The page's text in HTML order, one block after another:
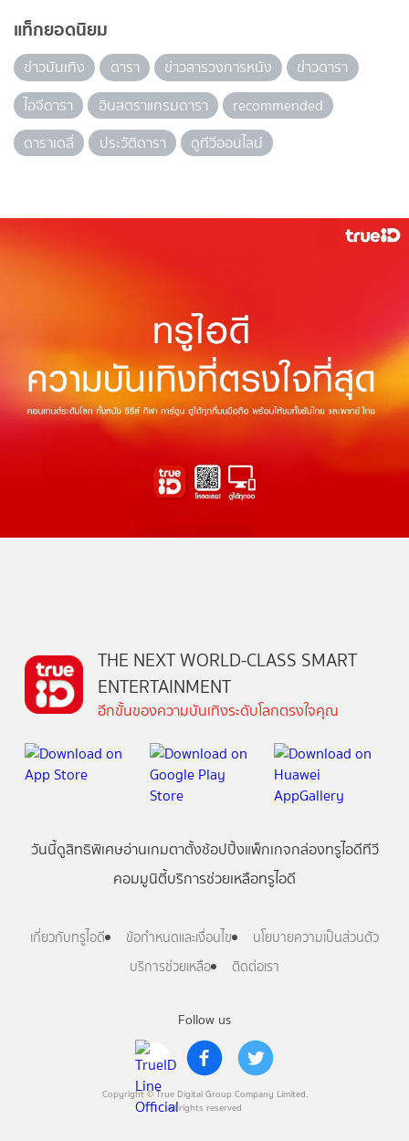
แท็กยอดนิยม
ข่าวบันเทิง ดารา ข่าวสารวงการหนัง
ข่าวดารา
ไอจีดารา
อินสตราแกรมดารา
recommended
ดาราเดลี่
ประวัติดารา ดูทีวีออนไลน์
Follow us
Copyright © True Digital Group Company Limited.
All rights reserved
THE NEXT WORLD-CLASS SMART
ENTERTAINMENT
อีกขั้นของความบันเทิงระดับโลกตรงใจคุณ
วันนี้ดูสิทธิพิเศษอ่านเกมตาตั้งช้อปปิ้งแพ็กเกจกล่องทรูไอดีทีวี
คอมมูนิตี้บริการช่วยเหลือทรูไอดี
เกี่ยวกับทรูไอดี ข้อกำหนดและเงื่อนไข
นโยบายความเป็นส่วนตัว
บริการช่วยเหลือ
ติดต่อเรา